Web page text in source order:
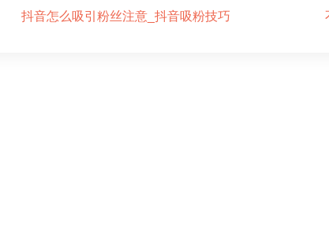
抖音怎么吸引粉丝注意_抖音吸粉技巧